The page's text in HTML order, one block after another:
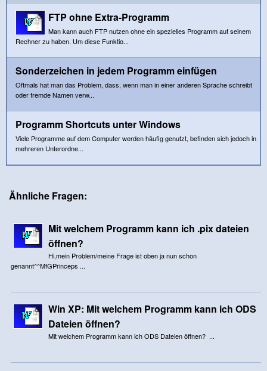
FTP ohne Extra-Programm
Man kann auch FTP nutzen ohne ein spezielles Programm auf seinem
Rechner zu haben. Um diese Funktio...
Sonderzeichen in jedem Programm einfügen
Oftmals hat man das Problem, dass, wenn man in einer anderen Sprache schreibt
oder fremde Namen verw...
Programm Shortcuts unter Windows
Viele Programme auf dem Computer werden häufig genutzt, befinden sich jedoch in
mehreren Unterordne...
Ähnliche Fragen:
Mit welchem Programm kann ich .pix dateien
öffnen?
Hi,mein Problem/meine Frage ist oben ja nun schon
genannt^^MfGPrinceps ...
Win XP: Mit welchem Programm kann ich ODS
Dateien öffnen?
Mit welchem Programm kann ich ODS Dateien öffnen? ...